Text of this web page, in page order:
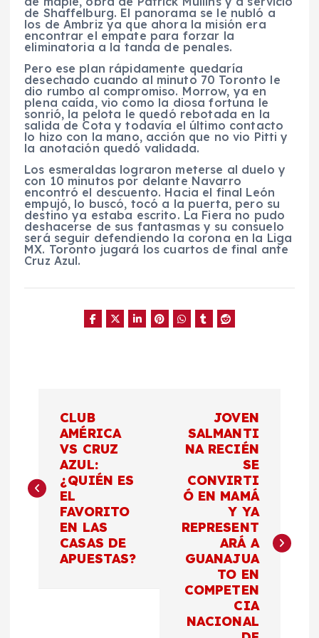
de Shaffelburg. El panorama se le nubló a
los de Ambriz ya que ahora la misión era
encontrar el empate para forzar la
eliminatoria a la tanda de penales.
Pero ese plan rápidamente quedaría
desechado cuando al minuto 70 Toronto le
dio rumbo al compromiso. Morrow, ya en
plena caída, vio como la diosa fortuna le
sonrió, la pelota le quedó rebotada en la
salida de Cota y todavía el último contacto
lo hizo con la mano, acción que no vio Pitti y
la anotación quedó validada.
Los esmeraldas lograron meterse al duelo y
con 10 minutos por delante Navarro
encontró el descuento. Hacia el final León
empujó, lo buscó, tocó a la puerta, pero su
destino ya estaba escrito. La Fiera no pudo
deshacerse de sus fantasmas y su consuelo
será seguir defendiendo la corona en la Liga
MX. Toronto jugará los cuartos de final ante
Cruz Azul.
v
e
CLUB
AMÉRICA
VS CRUZ
AZUL:
¿QUIÉN ES
EL
FAVORITO
EN LAS
CASAS DE
APUESTAS?
JOVEN
SALMANTI
NA RECIÉN
SE
CONVIRTI
Ó EN MAMÁ
Y YA
REPRESENT
ARÁ A
GUANAJUA
TO EN
COMPETEN
CIA
NACIONAL